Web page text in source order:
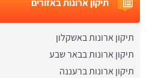
תיקון ארונות באזורים
תיקון ארונות באשקלון
תיקון ארונות בבאר שבע
תיקון ארונות ברעננה